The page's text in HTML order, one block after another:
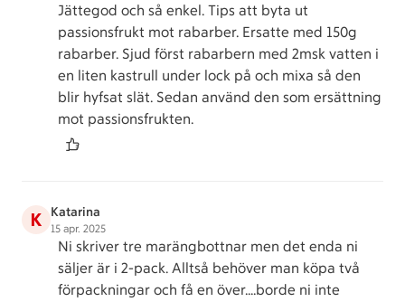
Jättegod och så enkel. Tips att byta ut
passionsfrukt mot rabarber. Ersatte med 150g
rabarber. Sjud först rabarbern med 2msk vatten i
en liten kastrull under lock på och mixa så den
blir hyfsat slät. Sedan använd den som ersättning
mot passionsfrukten.
K Katarina
15 apr. 2025
Ni skriver tre marängbottnar men det enda ni
säljer är i 2-pack. Alltså behöver man köpa två
förpackningar och få en över….borde ni inte